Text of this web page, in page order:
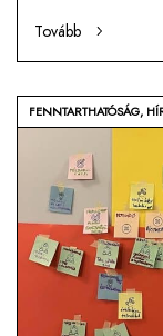
Tovább
FENNTARTHATÓSÁG,